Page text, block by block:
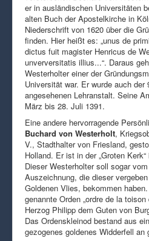
er in ausländischen Universitäten
alten Buch der Apostelkirche in
Niederschrift von 1620 über die
finden. Hier heißt es: „unus de
dictus fuit magister Henricus de
unverversitatis illius...“. Daraus
Westerholter einer der
Universität war. Er wurde auch der
angesehenen Lehranstalt. Seine
März bis 28. Juli 1391.
Eine andere hervorragende
Buchard von Westerholt,
V., Stadthalter von Friesland,
Holland. Er ist in der „Groten
Dieser Westerholter soll sogar
Auszeichnung, die dieser
Goldenen Vlies, bekommen
genannte Orden „ordre de la toison
Herzog Philipp dem Guten von
Das Ordenskleinod bestand aus
gezogenes goldenes Widderfell an